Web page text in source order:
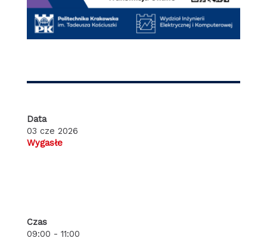
Data
03 cze 2026
Wygasłe
Czas
09:00 - 11:00